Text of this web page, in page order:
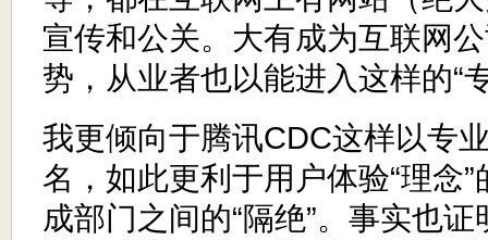
宣传和公关。大有成为互联网
势，从业者也以能进入这样的“
我更倾向于腾讯CDC这样以专
名，如此更利于用户体验“理念
成部门之间的“隔绝”。事实也